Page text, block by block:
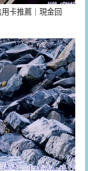
卡推薦｜現金回